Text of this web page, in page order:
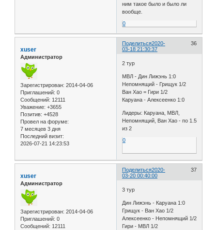
ним такое было и было ли
вообще.
0
Поделиться 36
2020-
03-18 21:30:37
xuser
Администратор
Зарегистрирован: 2014-04-06
Приглашений: 0
Сообщений: 12111
Уважение: +3655
Позитив: +4528
Провел на форуме:
7 месяцев 3 дня
Последний визит:
2026-07-21 14:23:53
2 тур
МВЛ - Дин Лижэнь 1:0
Непомнящий - Грищук 1/2
Ван Хао = Гири 1/2
Каруана - Алексеенко 1:0
Лидеры: Каруана, МВЛ,
Непомнящий, Ван Хао - по 1.5
из 2
0
Поделиться 37
2020-
03-20 00:40:00
xuser
Администратор
Зарегистрирован: 2014-04-06
Приглашений: 0
Сообщений: 12111
3 тур
Дин Лижэнь - Каруана 1:0
Грищук - Ван Хао 1/2
Алексеенко - Непомнящий 1/2
Гири - МВЛ 1/2